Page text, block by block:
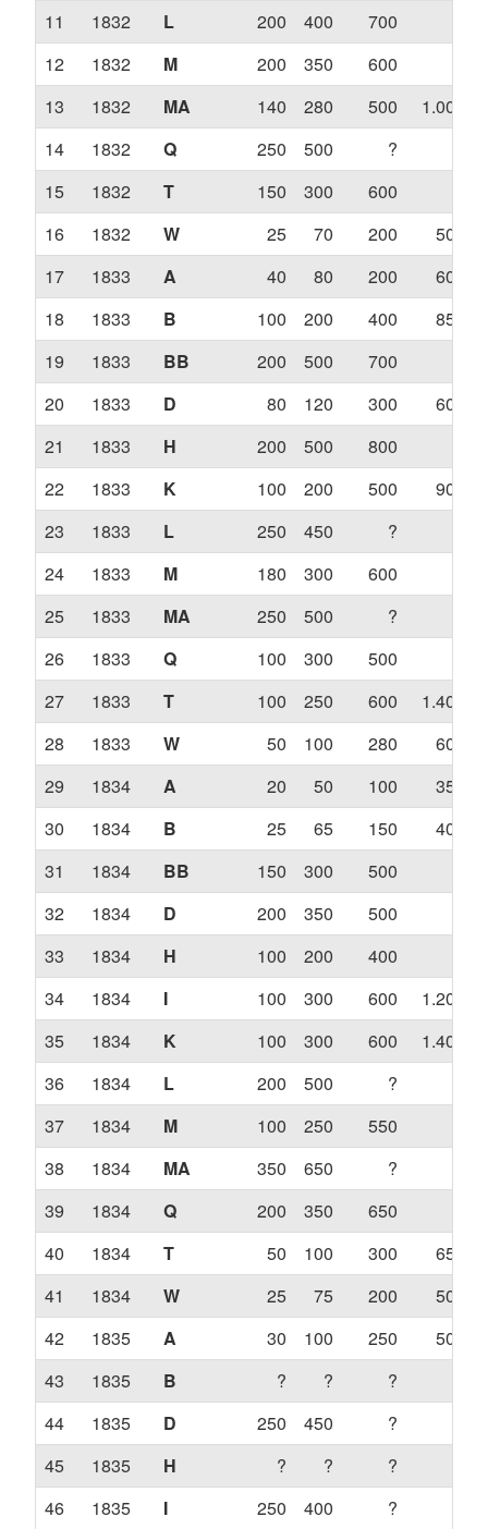
11
1832 L 200 400 700
12
1832 M 200 350 600
13
1832 MA 140 280 500
1.000
14
1832 Q 250 500 ?
15
1832 T 150 300 600
16
1832 W 25 70 200
500
17
1833 A 40 80 200
600
18
1833 B 100 200 400
850
19
1833 BB 200 500 700
20
1833 D 80 120 300
600
21
1833 H 200 500 800
22
1833 K 100 200 500
900
23
1833 L 250 450 ?
24
1833 M 180 300 600
25
1833 MA 250 500 ?
26
1833 Q 100 300 500
27
1833 T 100 250 600
1.400
28
1833 W 50 100 280
600
29
1834 A 20 50 100
350
30
1834 B 25 65 150
400
31
1834 BB 150 300 500
32
1834 D 200 350 500
33
1834 H 100 200 400
34
1834 I 100 300 600
1.200
35
1834 K 100 300 600
1.400
36
1834 L 200 500 ?
37
1834 M 100 250 550
38
1834 MA 350 650 ?
39
1834 Q 200 350 650
40
1834 T 50 100 300
650
41
1834 W 25 75 200
500
42
1835 A 30 100 250
500
43
1835 B ? ? ?
44
1835 D 250 450 ?
45
1835 H ? ? ?
46
1835 I 250 400 ?